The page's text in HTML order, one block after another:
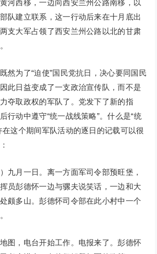
河西移，一边向西安兰州公路南移，以
队建立联系，这一行动后来在十月底出
支大军占领了西安兰州公路以北的甘肃
为了“迫使”国民党抗日，决心要同国民
此日益变成了一支政治宣传队，而不是
夺取政权的军队了。党发下了新的指
行动中遵守“统一战线策略”。什么是“统
在这个期间军队活动的逐日的记载可以很
月一日。离一方面军司令部预旺堡，
员彭德怀一边与骡夫说笑话，一边和大
颇多山。彭德怀司令部在此小村中一个
，电台开始工作。电报来了。彭德怀